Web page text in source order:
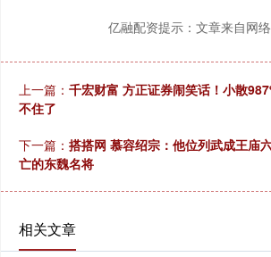
亿融配资提示：文章来自网
上一篇： 千宏财富 方正证券闹笑话！小散
不住了
下一篇： 搭搭网 慕容绍宗：他位列武成王庙
亡的东魏名将
相关文章